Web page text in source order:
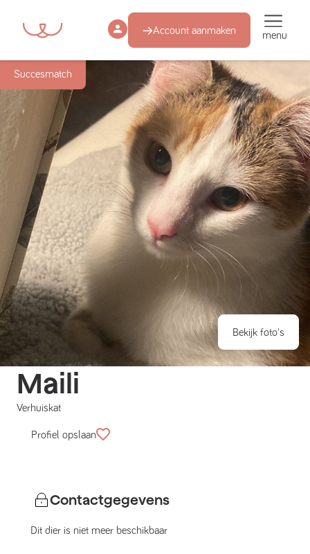
Account aanmaken menu
Succesmatch
Bekijk foto's
Maili
Verhuiskat
Profiel opslaan
Contactgegevens
Dit dier is niet meer beschikbaar